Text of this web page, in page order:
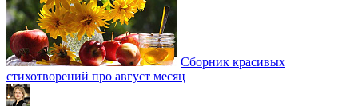
Сборник красивых
стихотворений про август месяц